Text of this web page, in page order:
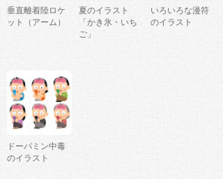
垂直離着陸ロケ
ット（アーム）
夏のイラスト
「かき氷・いち
ご」
いろいろな漫符
のイラスト
ドーパミン中毒
のイラスト